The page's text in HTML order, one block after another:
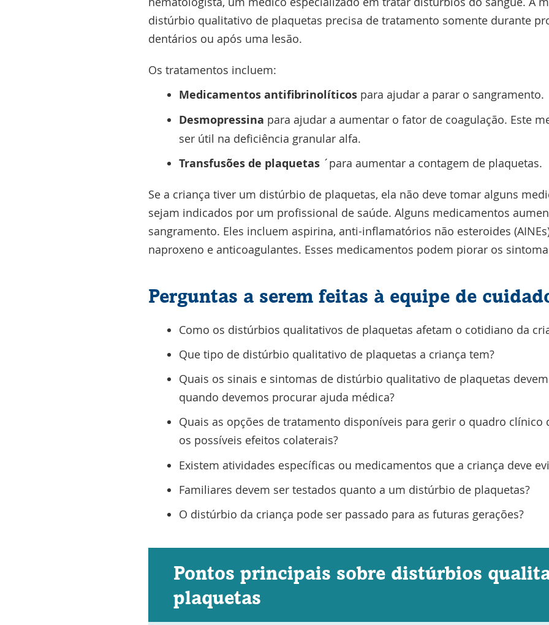
distúrbio qualitativo de plaquetas precisa de tratamento somente durante
dentários ou após uma lesão.
Os tratamentos incluem:
Medicamentos antifibrinolíticospara ajudar a parar o sangramento.
Desmopressina para ajudar a aumentar o fator de coagulação. Este
ser útil na deficiência granular alfa.
Transfusões de plaquetas ´para aumentar a contagem de plaquetas.
Se a criança tiver um distúrbio de plaquetas, ela não deve tomar alguns
sejam indicados por um profissional de saúde. Alguns medicamentos
sangramento. Eles incluem aspirina, anti-inflamatórios não esteroides
naproxeno e anticoagulantes. Esses medicamentos podem piorar os
Perguntas a serem feitas à equipe de
Como os distúrbios qualitativos de plaquetas afetam o cotidiano da
Que tipo de distúrbio qualitativo de plaquetas a criança tem?
Quais os sinais e sintomas de distúrbio qualitativo de plaquetas
quando devemos procurar ajuda médica?
Quais as opções de tratamento disponíveis para gerir o quadro clínico
os possíveis efeitos colaterais?
Existem atividades específicas ou medicamentos que a criança deve
Familiares devem ser testados quanto a um distúrbio de plaquetas?
O distúrbio da criança pode ser passado para as futuras gerações?
Pontos principais sobre distúrbios
plaquetas